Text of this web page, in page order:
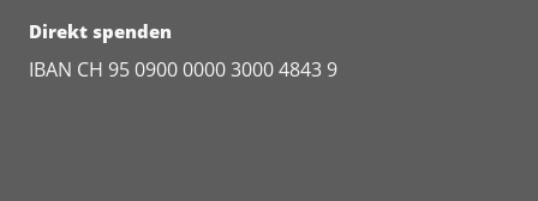
Direkt spenden
IBAN CH 95 0900 0000 3000 4843 9